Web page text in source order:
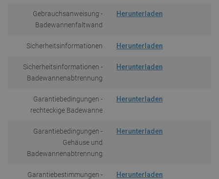
Gebrauchsanweisung -
Badewannenfaltwand
Herunterladen
Sicherheitsinformationen Herunterladen
Sicherheitsinformationen -
Badewannenabtrennung
Herunterladen
Garantiebedingungen -
rechteckige Badewanne
Herunterladen
Garantiebedingungen -
Gehäuse und
Badewannenabtrennung
Herunterladen
Garantiebestimmungen -
Herunterladen